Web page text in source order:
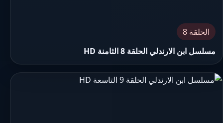
الحلقة 8
مسلسل ابن الارندلي الحلقة 8 الثامنة HD